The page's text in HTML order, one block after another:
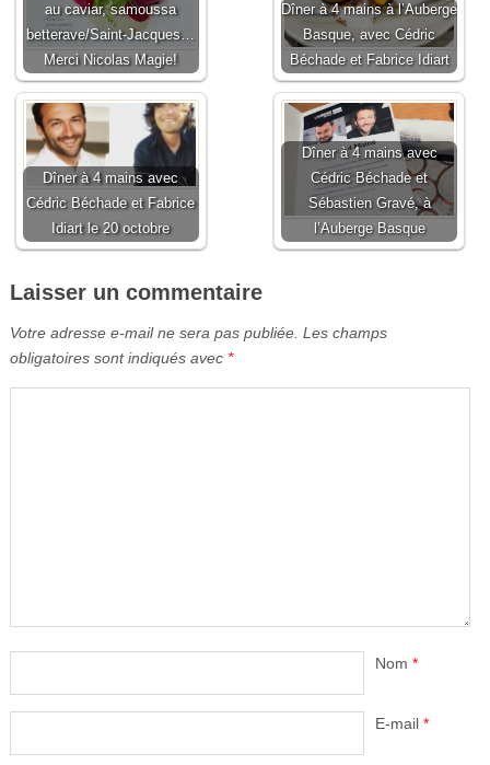
au caviar, samoussa
betterave/Saint-Jacques…
Merci Nicolas Magie!
Dîner à 4 mains à l’Auberge
Basque, avec Cédric
Béchade et Fabrice Idiart
Dîner à 4 mains avec
Cédric Béchade et Fabrice
Idiart le 20 octobre
Dîner à 4 mains avec
Cédric Béchade et
Sébastien Gravé, à
l’Auberge Basque
Laisser un commentaire
Votre adresse e-mail ne sera pas publiée. Les champs
obligatoires sont indiqués avec *
Nom *
E-mail *